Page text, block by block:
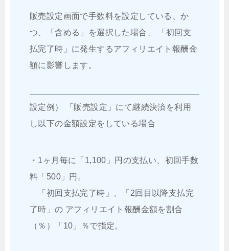
販売設定画面で手数料を設定している、か
つ、「含める」を選択した場合、 「初回支
払完了時」に発生するアフィリエイト報酬金
額に影響します。
設定例） 「販売設定」にて継続決済を利用
し以下の金額設定をしている場合
・1ヶ月毎に「1,100」円の支払い、初回手数
料「500」円。
「初回支払完了時」、「2回目以降支払完
了時」の アフィリエイト報酬金額を割合
（％）「10」％で指定。